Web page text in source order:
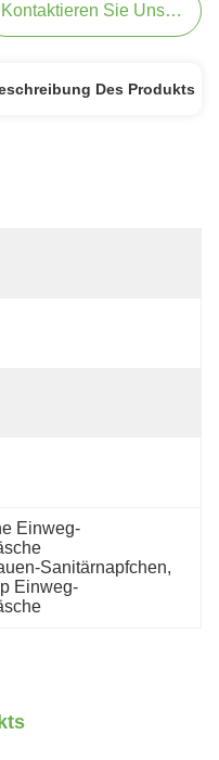
Kontaktieren Sie Uns Jetzt
Des Produkts
Einweg-
Sanitärnapfchen,
Einweg-